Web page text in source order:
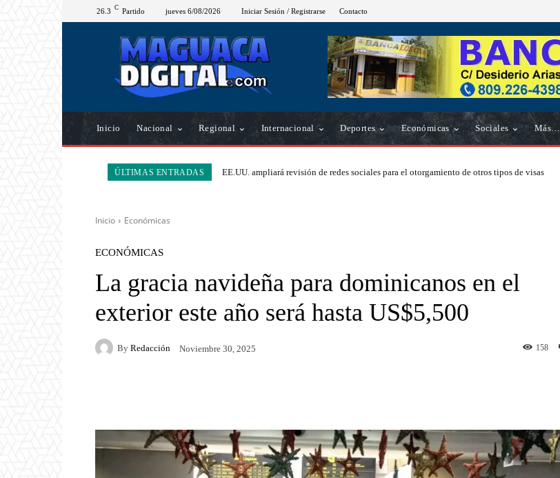
26.3 C Partido jueves 6/08/2026 Iniciar Sesión / Registrarse Contacto
Inicio Nacional Regional Internacional Deportes Económicas Sociales Más…
ÚLTIMAS ENTRADAS EE.UU. ampliará revisión de redes sociales para el otorgamiento de otros tipos de visas
Inicio Económicas
ECONÓMICAS
La gracia navideña para dominicanos en el
exterior este año será hasta US$5,500
By Redacción Noviembre 30, 2025 158